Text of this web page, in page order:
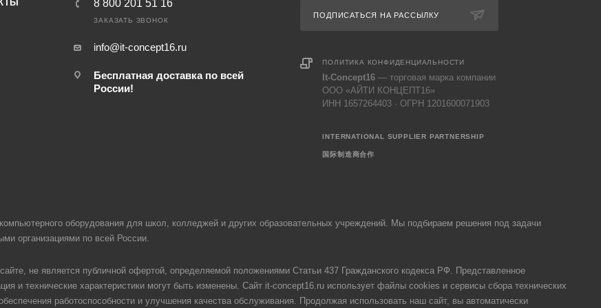
8 800 201 51 16
ЗАКАЗАТЬ ЗВОНОК
info@it-concept16.ru
Бесплатная доставка по всей
России!
ПОДПИСАТЬСЯ НА РАССЫЛКУ
ПОЛИТИКА КОНФИДЕНЦИАЛЬНОСТИ
It-Concept16 — торговая марка компании
ООО «АЙТИ КОНЦЕПТ16»
ИНН 1657264403 · ОГРН 1201600071903
INTERNATIONAL SUPPLIER PARTNERSHIP
国际制造商合作
оборудования для школ, колледжей и других образовательных учреждений. Мы подбираем решения под задачи
организациями по всей России.
не является публичной офертой, определяемой положениями Статьи 437 Гражданского кодекса РФ. Представленное
и технические характеристики могут быть изменены. Сайт it-concept16.ru использует файлы cookies и сервисы сбора технических
работоспособности и улучшения качества обслуживания. Продолжая использовать наш сайт, вы автоматически